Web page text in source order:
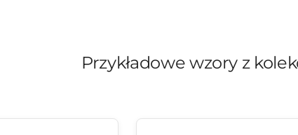
Przykładowe wzory z